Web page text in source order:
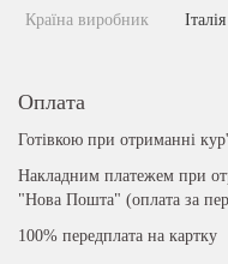
Країна виробник Італія
Оплата
Готівкою при отриманні
Накладним платежем при
"Нова Пошта" (оплата за
100% передплата на картку